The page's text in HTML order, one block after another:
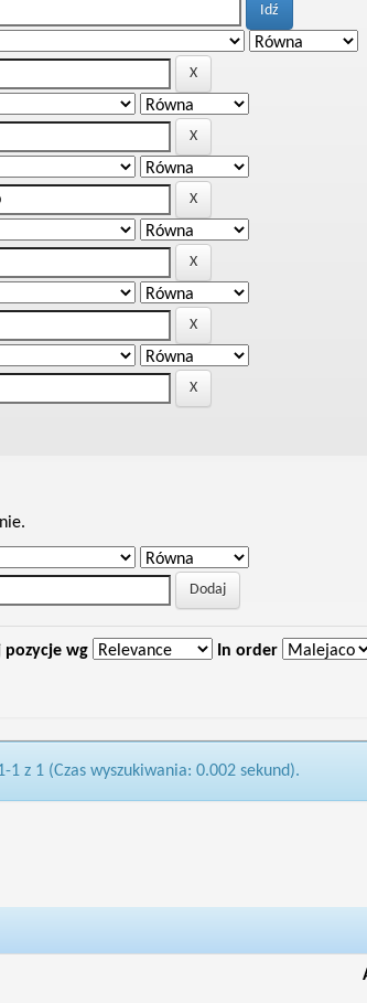
pozycje wg In order
1 z 1 (Czas wyszukiwania: 0.002 sekund).